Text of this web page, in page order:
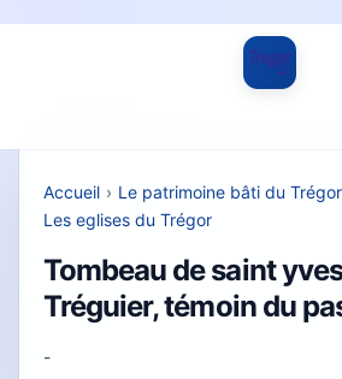
Accueil › Le patrimoine bâti du Trégor
Les eglises du Trégor
Tombeau de saint
Tréguier, témoin du
-